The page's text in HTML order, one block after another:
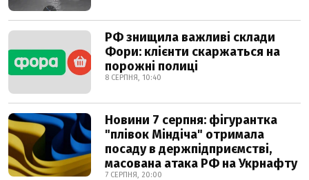
РФ знищила важливі склади
Фори: клієнти скаржаться на
порожні полиці
8 СЕРПНЯ, 10:40
Новини 7 серпня: фігурантка
"плівок Міндіча" отримала
посаду в держпідприємстві,
масована атака РФ на Укрнафту
7 СЕРПНЯ, 20:00